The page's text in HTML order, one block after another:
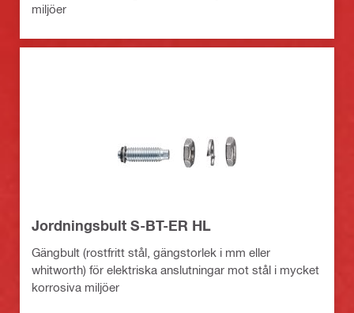
miljöer
Jordningsbult S-BT-ER HL
Gängbult (rostfritt stål, gängstorlek i mm eller
whitworth) för elektriska anslutningar mot stål i mycket
korrosiva miljöer